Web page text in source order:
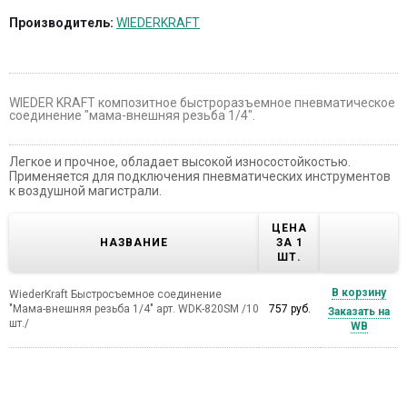
Производитель: WIEDERKRAFT
WIEDER KRAFT композитное быстроразъемное пневматическое
соединение "мама-внешняя резьба 1/4".
Легкое и прочное, обладает высокой износостойкостью.
Применяется для подключения пневматических инструментов
к воздушной магистрали.
НАЗВАНИЕ
ЦЕНА
ЗА 1
ШТ.
WiederKraft Быстросъемное соединение
"Мама-внешняя резьба 1/4" арт. WDK-820SM /10
шт./
757 руб.
В корзину
Заказать на
WB